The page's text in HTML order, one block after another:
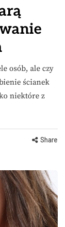
osób, ale czy
ścianek
niektóre z
Share